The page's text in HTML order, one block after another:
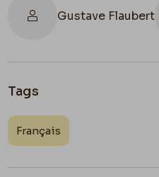
Gustave Flaubert
Tags
Français